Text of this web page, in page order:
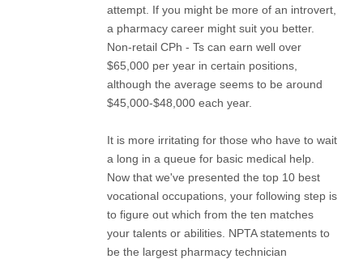
attempt. If you might be more of an introvert,
a pharmacy career might suit you better.
Non-retail CPh - Ts can earn well over
$65,000 per year in certain positions,
although the average seems to be around
$45,000-$48,000 each year.
It is more irritating for those who have to wait
a long in a queue for basic medical help.
Now that we've presented the top 10 best
vocational occupations, your following step is
to figure out which from the ten matches
your talents or abilities. NPTA statements to
be the largest pharmacy technician